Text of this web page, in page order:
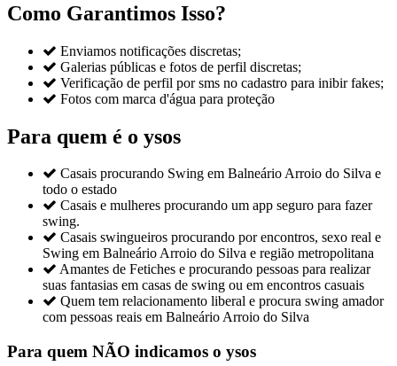
Como Garantimos Isso?
 Enviamos notificações discretas;
 Galerias públicas e fotos de perfil discretas;
 Verificação de perfil por sms no cadastro para inibir fakes;
 Fotos com marca d'água para proteção
Para quem é o ysos
 Casais procurando Swing em Balneário Arroio do Silva e
todo o estado
 Casais e mulheres procurando um app seguro para fazer
swing.
 Casais swingueiros procurando por encontros, sexo real e
Swing em Balneário Arroio do Silva e região metropolitana
 Amantes de Fetiches e procurando pessoas para realizar
suas fantasias em casas de swing ou em encontros casuais
 Quem tem relacionamento liberal e procura swing amador
com pessoas reais em Balneário Arroio do Silva
Para quem NÃO indicamos o ysos